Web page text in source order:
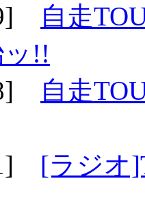
自走
!!
自走
[ラジオ